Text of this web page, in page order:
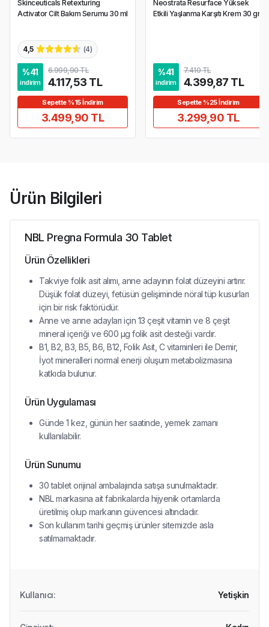
Skinceuticals Retexturing
Activator Cilt Bakım Serumu 30 ml
4,5 (4)
%41
indirim
6.999,90 TL
4.117,53 TL
Sepette %15 İndirim
3.499,90 TL
Neostrata Resurface Yüksek
Etkili Yaşlanma Karşıtı Krem 30 gr
%41
indirim
7.410 TL
4.399,87 TL
Sepette %25 İndirim
3.299,90 TL
Ürün Bilgileri
NBL Pregna Formula 30 Tablet
Ürün Özellikleri
Takviye folik asit alımı, anne adayının folat düzeyini artırır.
Düşük folat düzeyi, fetüsün gelişiminde nöral tüp kusurları
için bir risk faktörüdür.
Anne ve anne adayları için 13 çeşit vitamin ve 8 çeşit
mineral içeriği ve 600 µg folik asit desteği vardır.
B1, B2, B3, B5, B6, B12, Folik Asit, C vitaminleri ile Demir,
İyot mineralleri normal enerji oluşum metabolizmasına
katkıda bulunur.
Ürün Uygulaması
Günde 1 kez, günün her saatinde, yemek zamanı
kullanılabilir.
Ürün Sunumu
30 tablet orijinal ambalajında satışa sunulmaktadır.
NBL markasına ait fabrikalarda hijyenik ortamlarda
üretilmiş olup markanın güvencesi altındadır.
Son kullanım tarihi geçmiş ürünler sitemizde asla
satılmamaktadır.
Kullanıcı: Yetişkin